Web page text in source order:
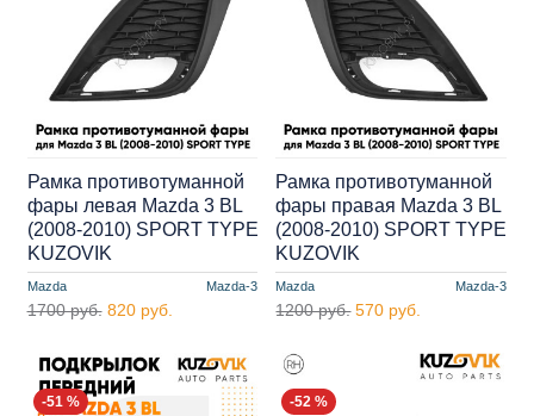
Mazda Mazda-3
Рамка противотуманной
фары левая Mazda 3 BL
(2008-2010) SPORT TYPE
KUZOVIK
1700 руб. 820 руб.
Mazda Mazda-3
Рамка противотуманной
фары правая Mazda 3 BL
(2008-2010) SPORT TYPE
KUZOVIK
1200 руб. 570 руб.
-51 % -52 %